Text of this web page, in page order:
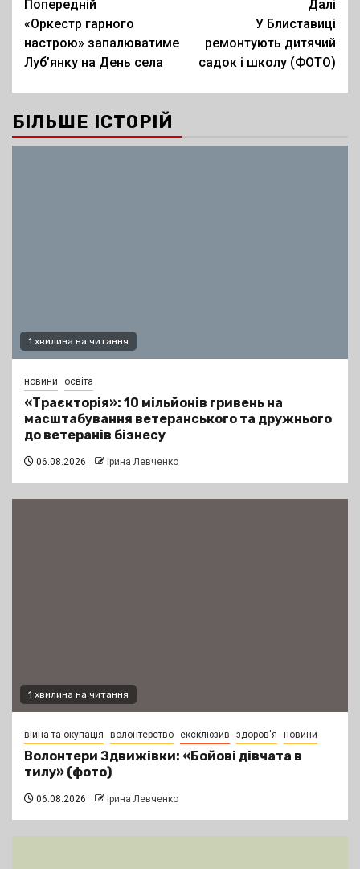
Post
navigation
Попередній
«Оркестр гарного
настрою» запалюватиме
Луб’янку на День села
Далі
У Блиставиці
ремонтують дитячий
садок і школу (ФОТО)
БІЛЬШЕ ІСТОРІЙ
1 хвилина на читання
новини освіта
«Траєкторія»: 10 мільйонів гривень на
масштабування ветеранського та дружнього
до ветеранів бізнесу
06.08.2026 Ірина Левченко
1 хвилина на читання
війна та окупація волонтерство ексклюзив здоров'я новини
Волонтери Здвижівки: «Бойові дівчата в
тилу» (фото)
06.08.2026 Ірина Левченко